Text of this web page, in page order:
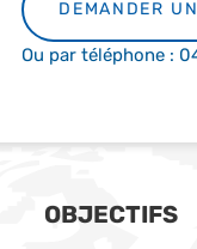
DEMANDER
Ou par téléphone :
OBJECTIFS